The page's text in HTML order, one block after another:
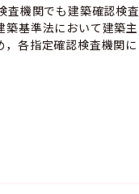
査機関でも建築確認検査
基準法において建築主
各指定確認検査機関に